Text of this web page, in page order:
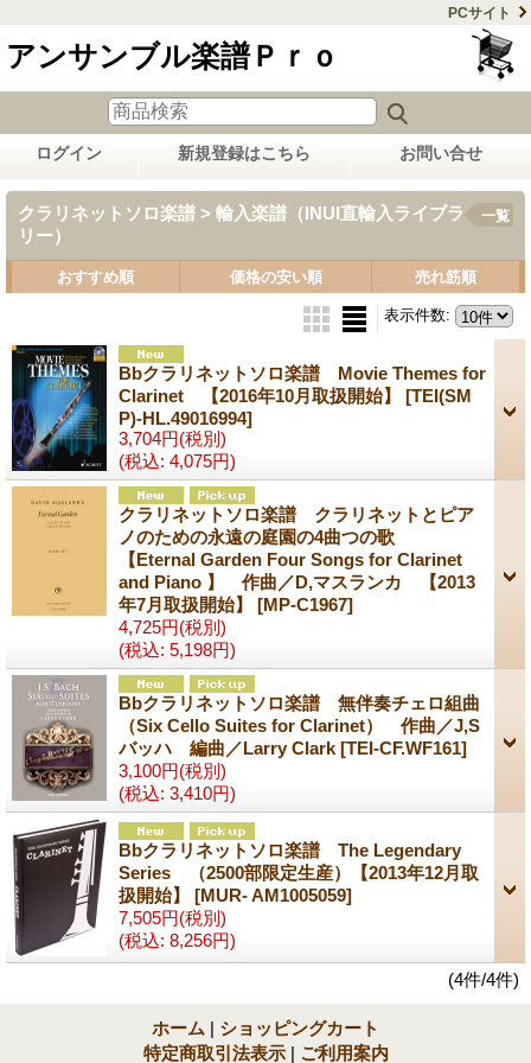
PCサイト
アンサンブル楽譜Ｐｒｏ
ログイン 新規登録はこちら お問い合せ
クラリネットソロ楽譜 > 輸入楽譜（INUI直輸入ライブラ
リー）
一覧
おすすめ順 価格の安い順 売れ筋順
表示件数:
Bbクラリネットソロ楽譜 Movie Themes for
Clarinet 【2016年10月取扱開始】 [TEI(SM
P)-HL.49016994]
3,704円(税別)
(税込: 4,075円)
クラリネットソロ楽譜 クラリネットとピア
ノのための永遠の庭園の4曲つの歌
【Eternal Garden Four Songs for Clarinet
and Piano 】 作曲／D,マスランカ 【2013
年7月取扱開始】 [MP-C1967]
4,725円(税別)
(税込: 5,198円)
Bbクラリネットソロ楽譜 無伴奏チェロ組曲
（Six Cello Suites for Clarinet） 作曲／J,S
バッハ 編曲／Larry Clark [TEI-CF.WF161]
3,100円(税別)
(税込: 3,410円)
Bbクラリネットソロ楽譜 The Legendary
Series （2500部限定生産）【2013年12月取
扱開始】 [MUR- AM1005059]
7,505円(税別)
(税込: 8,256円)
(4件/4件)
ホーム | ショッピングカート
特定商取引法表示 | ご利用案内